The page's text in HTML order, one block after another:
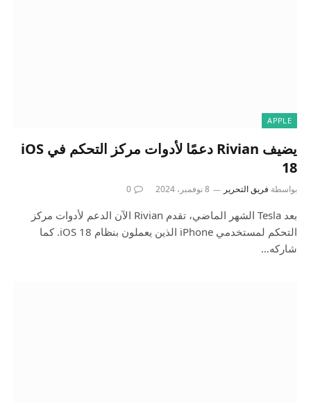
APPLE
يضيف Rivian دعمًا لأدوات مركز التحكم في iOS
18
بواسطة فريق التحرير 8 نوفمبر، 2024 0
بعد Tesla الشهر الماضي، تقدم Rivian الآن الدعم لأدوات مركز
التحكم لمستخدمي iPhone الذين يعملون بنظام iOS 18. كما
شاركه…